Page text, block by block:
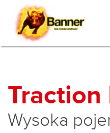
Traction
Wysoka